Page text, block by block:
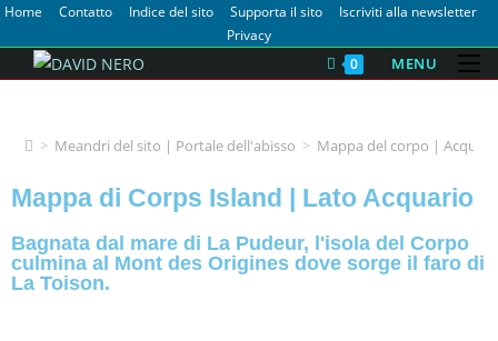
Home Contatto Indice del sito Supporta il sito
Iscriviti alla newsletter
Privacy
0
MENU
> Meandri del sito | Portale dell'abisso > Mappa del corpo |
Mappa di Corps Island | Lato Acquario
Bagnata dal mare di La Pudeur, l'isola del Corpo
culmina al Mont des Origines dove sorge il faro di
La Toison.